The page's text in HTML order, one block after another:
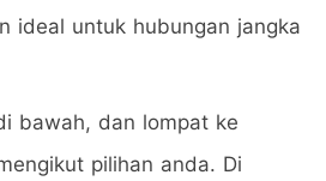
ideal untuk hubungan jangka
bawah, dan lompat ke
pilihan anda. Di